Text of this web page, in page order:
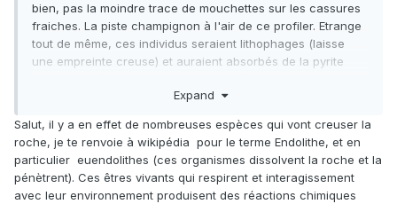
bien, pas la moindre trace de mouchettes sur les cassures
fraiches. La piste champignon à l'air de ce profiler. Etrange
tout de même, ces individus seraient lithophages (laisse
une empreinte creuse) et auraient absorbés de la pyrite
Expand
Salut, il y a en effet de nombreuses espèces qui vont creuser la
roche, je te renvoie à wikipédia pour le terme Endolithe, et en
particulier euendolithes (ces organismes dissolvent la roche et la
pénètrent). Ces êtres vivants qui respirent et interagissement
avec leur environnement produisent des réactions chimiques